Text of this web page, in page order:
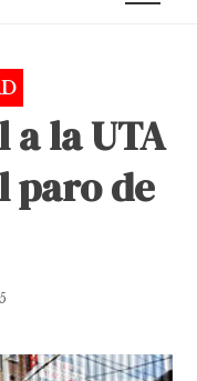
a la UTA
paro de